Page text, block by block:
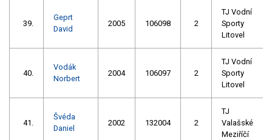
39.
Geprt
David
2005 106098 2
TJ Vodní
Sporty
Litovel
40.
Vodák
Norbert
2004 106097 2
TJ Vodní
Sporty
Litovel
41.
Švéda
Daniel
2002 132004 2
TJ
Valašské
Meziříčí